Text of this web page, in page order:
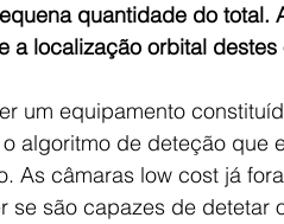
quantidade do total.
a localização orbital destes
um equipamento
algoritmo de deteção que
As câmaras low cost já
se são capazes de detetar